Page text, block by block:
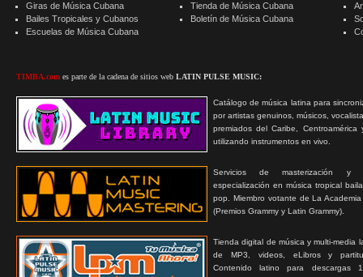
Giras de Música Cubana
Bailes Tropicales y Cubanos
Escuelas de Música Cubana
TIMBA.com es parte de la cadena de sitios web LATIN PULSE MUSIC:
Catálogo de música latina para
por artistas genuinos, músicos,
premiados del Caribe, Centroamérica
utilizando instrumentos en vivo.
Servicios de masterización y
especialización en música tropical
pop. Miembro votante de La
(Premios Grammy y Latin Grammy).
Tienda digital de música y multi-media
de MP3, videos, eLibros y
Contenido latino para descargas
Tienda de Música Cubana
Boletín de Música Cubana